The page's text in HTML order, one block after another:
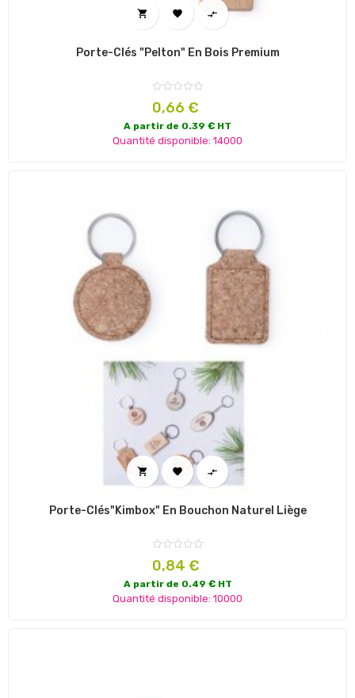
  
Porte-Clés "Pelton" En Bois Premium
Prix
0,66 €
A partir de 0.39 € HT
Quantité disponible: 14000
  
Porte-Clés"Kimbox" En Bouchon Naturel Liège
Prix
0,84 €
A partir de 0.49 € HT
Quantité disponible: 10000